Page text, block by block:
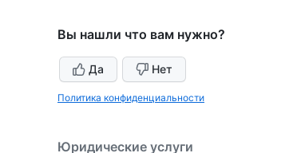
Вы нашли что вам нужно?
Да Нет
Политика конфиденциальности
Юридические услуги